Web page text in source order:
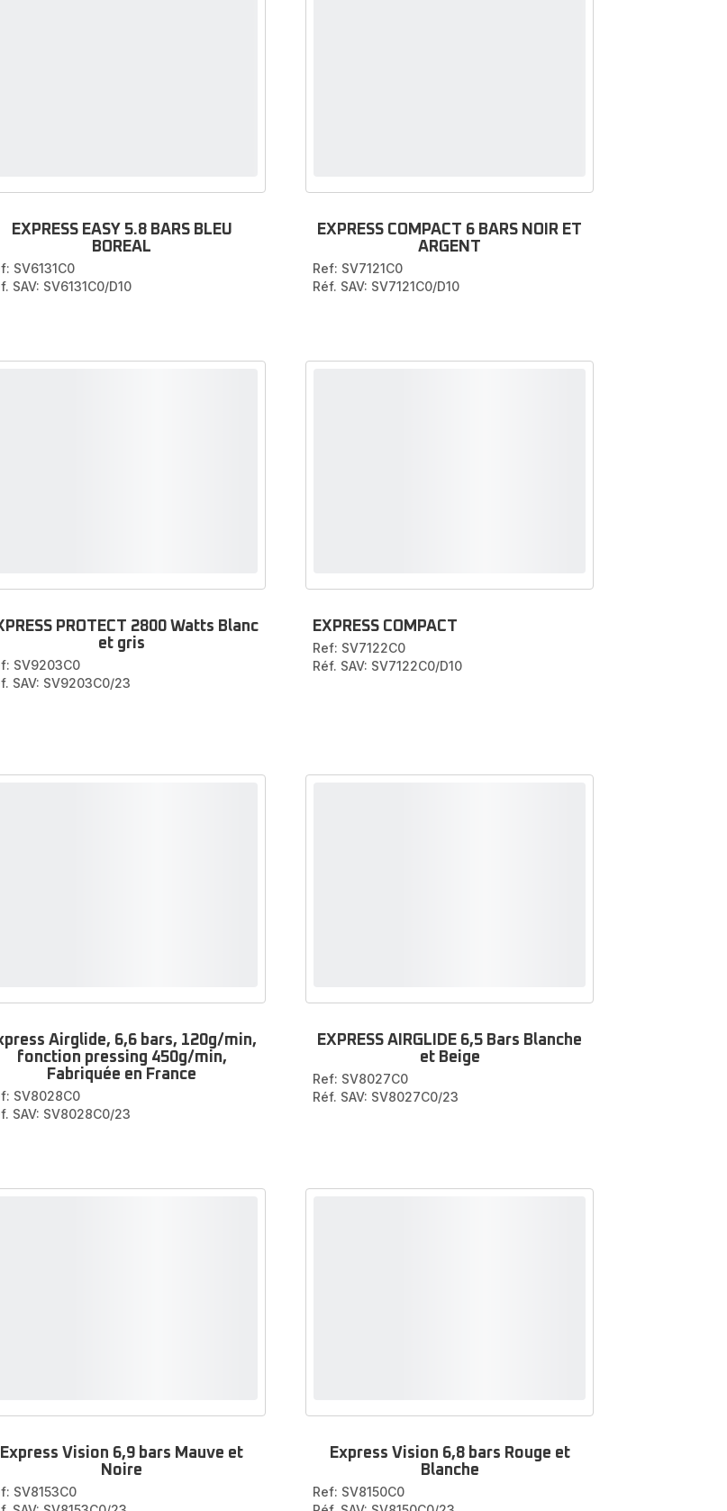
EXPRESS EASY 5.8 BARS BLEU
BOREAL
SV6131C0
SAV: SV6131C0/D10
EXPRESS COMPACT 6 BARS NOIR ET
ARGENT
Ref: SV7121C0
Réf. SAV: SV7121C0/D10
PROTECT 2800 Watts Blanc
et gris
SV9203C0
SAV: SV9203C0/23
EXPRESS COMPACT
Ref: SV7122C0
Réf. SAV: SV7122C0/D10
Airglide, 6,6 bars, 120g/min,
fonction pressing 450g/min,
Fabriquée en France
SV8028C0
SAV: SV8028C0/23
EXPRESS AIRGLIDE 6,5 Bars Blanche
et Beige
Ref: SV8027C0
Réf. SAV: SV8027C0/23
Express Vision 6,9 bars Mauve et
Noire
SV8153C0
Express Vision 6,8 bars Rouge et
Blanche
Ref: SV8150C0